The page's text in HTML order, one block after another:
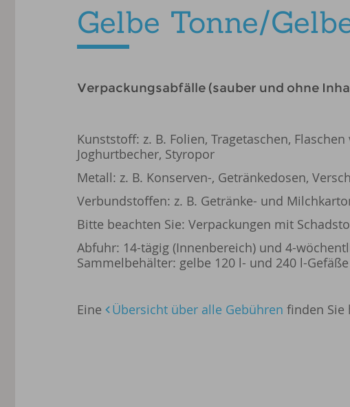
Gelbe Tonne/
Verpackungsabfälle (sauber und ohne
Kunststoff: z. B. Folien, Tragetaschen,
Joghurtbecher, Styropor
Metall: z. B. Konserven-, Getränkedosen,
Verbundstoffen: z. B. Getränke- und
Bitte beachten Sie: Verpackungen mit
Abfuhr: 14-tägig (Innenbereich) und 4-
Sammelbehälter: gelbe 120 l- und 240 l-Gefäße
Eine Übersicht über alle Gebühren finden Sie